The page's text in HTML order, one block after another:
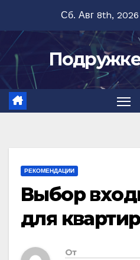
содержимому
Сб. Авг 8th, 2026
РЕКОМЕНДАЦИИ
Выбор
для
От